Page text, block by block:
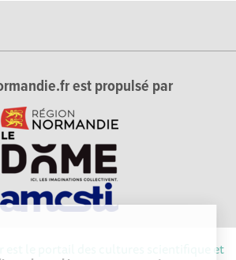
est propulsé par
est le portail des cultures scientifique et